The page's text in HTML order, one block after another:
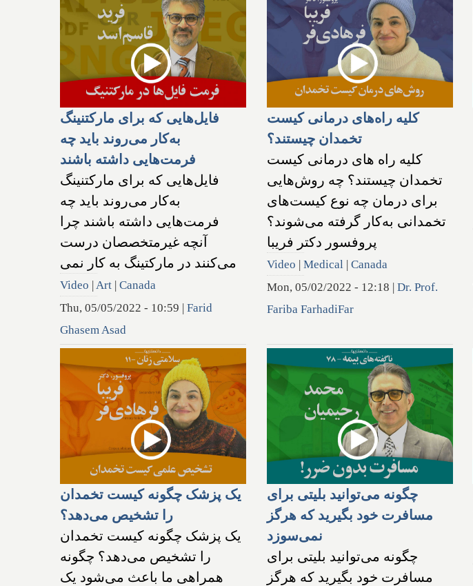
فایل‌هایی که برای مارکتنینگ
به‌کار می‌روند باید چه
فرمت‌هایی داشته باشند
فایل‌هایی که برای مارکتنینگ
به‌کار می‌روند باید چه
فرمت‌هایی داشته باشند چرا
آنچه غیرمتخصصان درست
Video |Art | Canada
Thu, 05/05/2022 - 10:59 | Farid
Ghasem Asad
کلیه راه‌های درمانی کیست
تخمدان چیستند؟
کلیه راه های درمانی کیست
تخمدان چیستند؟ چه روش‌هایی
برای درمان چه نوع کیست‌های
تخمدانی به‌کار گرفته می‌شوند؟
پروفسور دکتر فریبا
Video | Medical | Canada
Mon, 05/02/2022 - 12:18 | Dr. Prof.
Fariba FarhadiFar
یک پزشک چگونه کیست تخمدان
را تشخیص می‌دهد؟
یک پزشک چگونه کیست تخمدان
را تشخیص می‌دهد؟ چگونه
همراهی ما باعث می‌شود یک
چگونه می‌توانید بلیتی برای
مسافرت خود بگیرید که هرگز
نمی‌سوزد
چگونه می‌توانید بلیتی برای
مسافرت خود بگیرید که هرگز